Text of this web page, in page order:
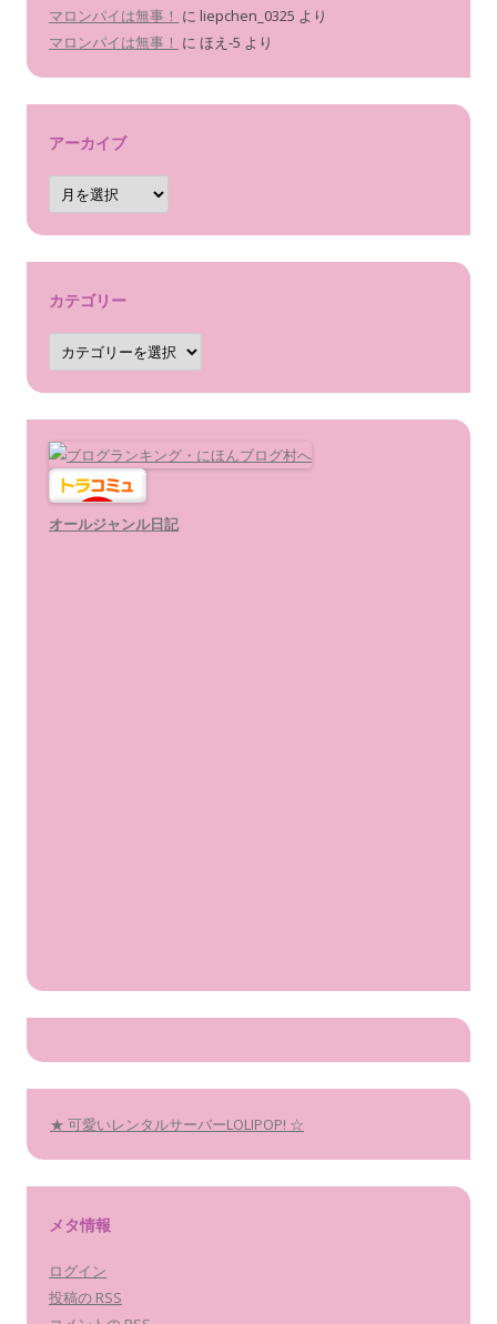
マロンパイは無事！ に liepchen_0325 より
マロンパイは無事！ に ほえ-5 より
アーカイブ
ア
ー
カ
カテゴリー
カ
テ
ゴ
オールジャンル日記
★ 可愛いレンタルサーバーLOLIPOP! ☆
メタ情報
ログイン
投稿の RSS